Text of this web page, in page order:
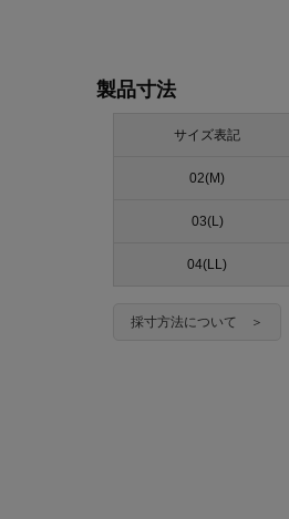
製品寸法
サイズ表記
02(M)
03(L)
04(LL)
採寸方法について ＞